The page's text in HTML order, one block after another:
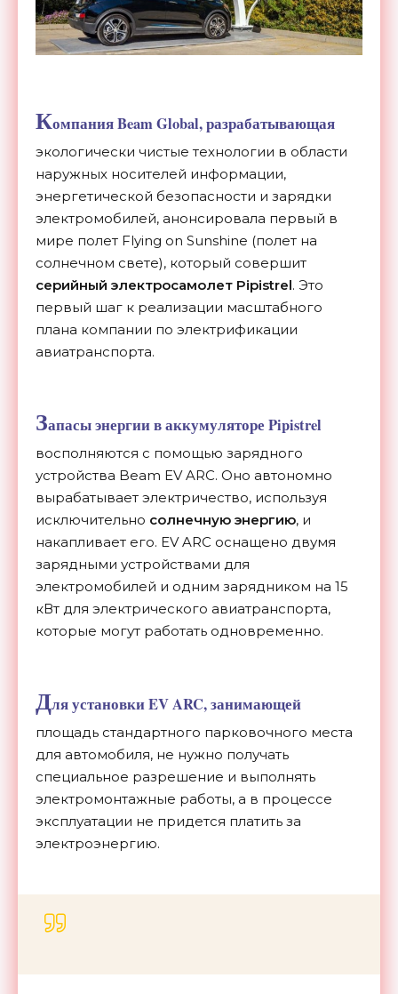
Компания Beam Global, разрабатывающая
экологически чистые технологии в области
наружных носителей информации,
энергетической безопасности и зарядки
электромобилей, анонсировала первый в
мире полет Flying on Sunshine (полет на
солнечном свете), который совершит
серийный электросамолет Pipistrel. Это
первый шаг к реализации масштабного
плана компании по электрификации
авиатранспорта.
Запасы энергии в аккумуляторе Pipistrel
восполняются с помощью зарядного
устройства Beam EV ARC. Оно автономно
вырабатывает электричество, используя
исключительно солнечную энергию, и
накапливает его. EV ARC оснащено двумя
зарядными устройствами для
электромобилей и одним зарядником на 15
кВт для электрического авиатранспорта,
которые могут работать одновременно.
Для установки EV ARC, занимающей
площадь стандартного парковочного места
для автомобиля, не нужно получать
специальное разрешение и выполнять
электромонтажные работы, а в процессе
эксплуатации не придется платить за
электроэнергию.